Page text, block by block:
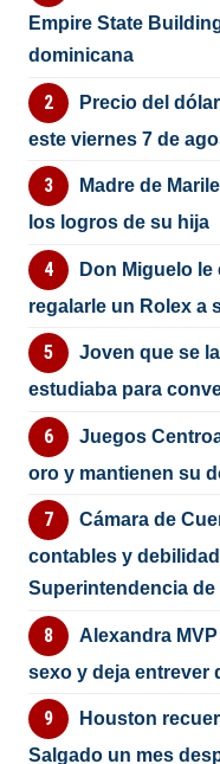
Empire State
dominicana
Precio del
este viernes 7 de
Madre de
los logros de su hija
Don Miguelo le
regalarle un Rolex a
Joven que se
estudiaba para
Juegos
oro y mantienen su
Cámara de
contables y
Superintendencia de
Alexandra
sexo y deja entrever
Houston
Salgado un mes